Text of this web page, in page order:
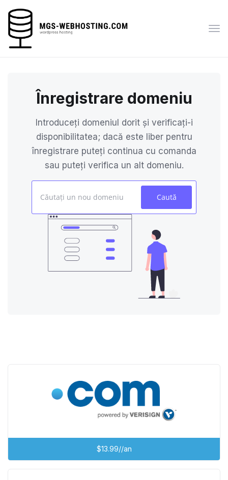
Înregistrare domeniu
Introduceți domeniul dorit și verificați-i
disponibilitatea; dacă este liber pentru
înregistrare puteți continua cu comanda
sau puteți verifica un alt domeniu.
Caută
$13.99//an